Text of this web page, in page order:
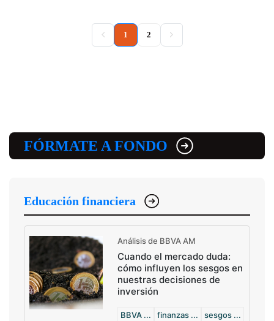
1 (current)
2
FÓRMATE A FONDO
Educación financiera
Análisis de BBVA AM
Cuando el mercado duda:
cómo influyen los sesgos en
nuestras decisiones de
inversión
BBVA ... finanzas ... sesgos ...